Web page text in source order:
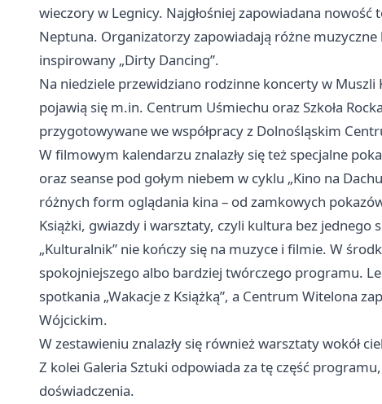
wieczory w Legnicy. Najgłośniej zapowiadana
Neptuna. Organizatorzy zapowiadają różne
inspirowany „Dirty Dancing”.
Na niedziele przewidziano rodzinne koncerty w
pojawią się m.in. Centrum Uśmiechu oraz Szkoła
przygotowywane we współpracy z Dolnośląskim
W filmowym kalendarzu znalazły się też specjalne
oraz seanse pod gołym niebem w cyklu „Kino na
różnych form oglądania kina – od zamkowych
Książki, gwiazdy i warsztaty, czyli kultura bez jednego
„Kulturalnik” nie kończy się na muzyce i filmie. W
spokojniejszego albo bardziej twórczego programu.
spotkania „Wakacje z Książką”, a Centrum Witelona
Wójcickim.
W zestawieniu znalazły się również warsztaty wokół
Z kolei Galeria Sztuki odpowiada za tę część
doświadczenia.